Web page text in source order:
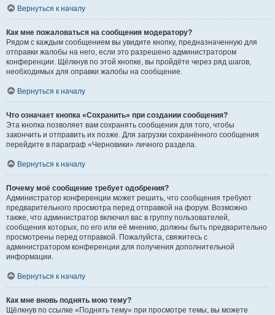
Вернуться к началу
Как мне пожаловаться на сообщения модератору?
Рядом с каждым сообщением вы увидите кнопку, предназначенную для
отправки жалобы на него, если это разрешено администратором
конференции. Щёлкнув по этой кнопке, вы пройдёте через ряд шагов,
необходимых для оправки жалобы на сообщение.
Вернуться к началу
Что означает кнопка «Сохранить» при создании сообщения?
Эта кнопка позволяет вам сохранять сообщения для того, чтобы
закончить и отправить их позже. Для загрузки сохранённого сообщения
перейдите в параграф «Черновики» личного раздела.
Вернуться к началу
Почему моё сообщение требует одобрения?
Администратор конференции может решить, что сообщения требуют
предварительного просмотра перед отправкой на форум. Возможно
также, что администратор включил вас в группу пользователей,
сообщения которых, по его или её мнению, должны быть предварительно
просмотрены перед отправкой. Пожалуйста, свяжитесь с
администратором конференции для получения дополнительной
информации.
Вернуться к началу
Как мне вновь поднять мою тему?
Щёлкнув по ссылке «Поднять тему» при просмотре темы, вы можете